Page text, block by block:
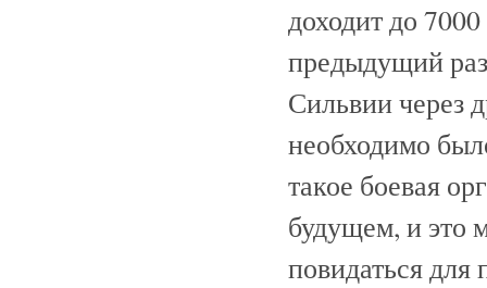
доходит до
предыдущий
Сильвии через
необходимо
такое боевая
будущем, и это
повидаться